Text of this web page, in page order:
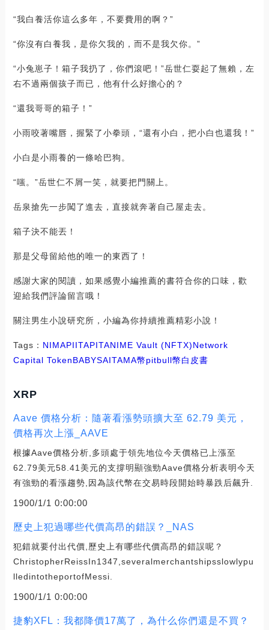
“我白養活你這么多年，不要費用的啊？”
“你沒有白養我，是你欠我的，而不是我欠你。”
“小兔崽子！箱子我扔了，你們滾吧！”岳世仁耍起了無賴，左
右不過兩個孩子而已，他有什么好擔心的？
“還我哥哥的箱子！”
小雨咬著嘴唇，握緊了小拳頭，“還有小白，把小白也還我！”
小白是小雨養的一條哈巴狗。
“嗤。”岳世仁不屑一笑，就要把門關上。
岳泉搶先一步闖了進去，直接就奔著自己屋走去。
箱子決不能丟！
那是父母留給他的唯一的東西了！
感謝大家的閱讀，如果感覺小編推薦的書符合你的口味，歡
迎給我們評論留言哦！
關注男生小說研究所，小編為你持續推薦精彩小說！
Tags： NIMAPIITAPITANIME Vault (NFTX)Network
Capital TokenBABYSAITAMA幣pitbull幣白皮書
XRP
Aave 價格分析：隨著看漲勢頭擴大至 62.79 美元，
價格再次上漲_AAVE
根據Aave價格分析,多頭處于領先地位今天價格已上漲至
62.79美元58.41美元的支撐明顯強勁Aave價格分析表明今天
有強勁的看漲趨勢,因為該代幣在交易時段開始時暴跌后飆升.
1900/1/1 0:00:00
歷史上犯過哪些代價高昂的錯誤？_NAS
犯錯就要付出代價,歷史上有哪些代價高昂的錯誤呢？
ChristopherReissIn1347,severalmerchantshipsslowlypu
lledintotheportofMessi.
1900/1/1 0:00:00
捷豹XFL：我都降價17萬了，為什么你們還是不買？